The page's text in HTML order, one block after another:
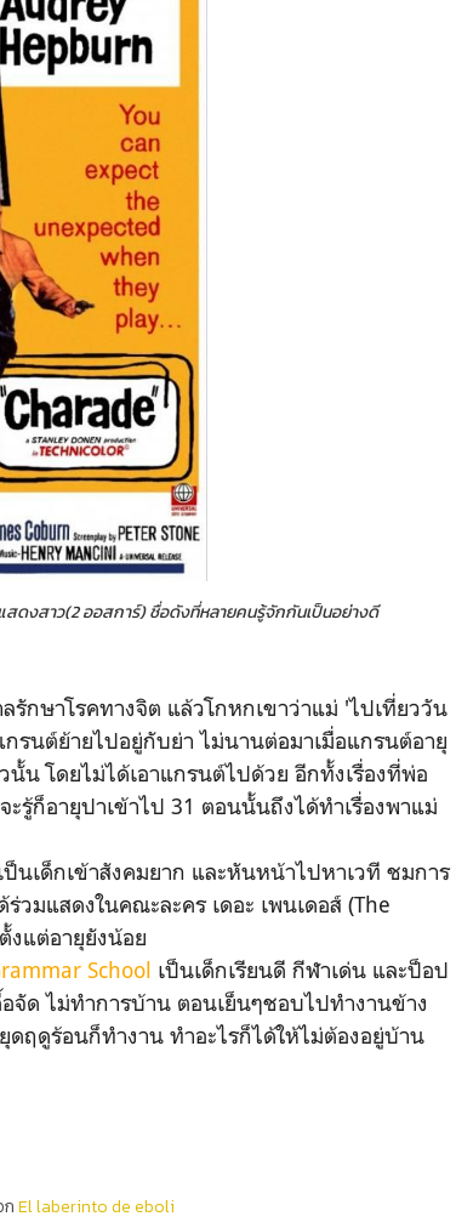
ดงสาว(2 ออสการ์) ชื่อดังที่หลายคนรู้จักกันเป็นอย่างดี
าโรคทางจิต แล้วโกหกเขาว่าแม่ 'ไปเที่ยววัน
รนต์ย้ายไปอยู่กับย่า ไม่นานต่อมาเมื่อแกรนต์อายุ
น โดยไม่ได้เอาแกรนต์ไปด้วย อีกทั้งเรื่องที่พ่อ
รู้ก็อายุปาเข้าไป 31 ตอนนั้นถึงได้ทำเรื่องพาแม่
กเข้าสังคมยาก และหันหน้าไปหาเวที ชมการ
มแสดงในคณะละคร เดอะ เพนเดอส์ (The
งแต่อายุยังน้อย
School เป็นเด็กเรียนดี กีฬาเด่น และป็อป
จัด ไม่ทำการบ้าน ตอนเย็นๆชอบไปทำงานข้าง
ดฤดูร้อนก็ทำงาน ทำอะไรก็ได้ให้ไม่ต้องอยู่บ้าน
El laberinto de eboli